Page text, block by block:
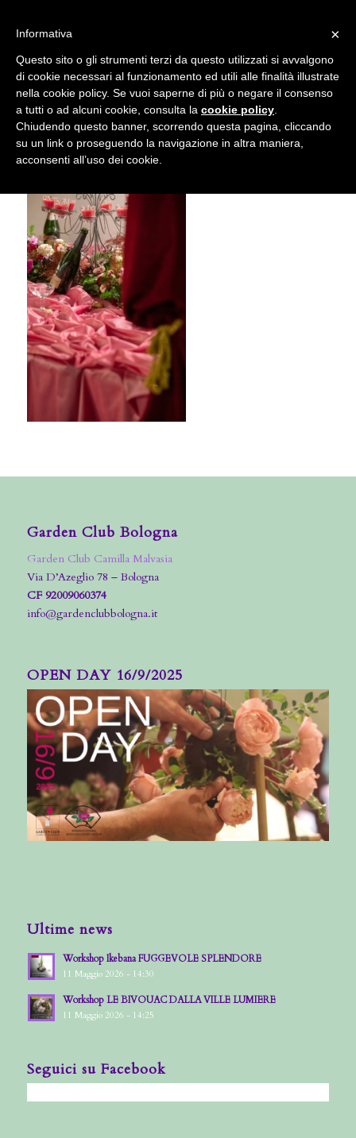
Traviata – Photo © Marco Mercuri
Garden Club Bologna
Garden Club Camilla Malvasia
Via D’Azeglio 78 – Bologna
CF 92009060374
info@gardenclubbologna.it
OPEN DAY 16/9/2025
Ultime news
Workshop Ikebana FUGGEVOLE SPLENDORE
11 Maggio 2026 - 14:30
Workshop LE BIVOUAC DALLA VILLE LUMIERE
11 Maggio 2026 - 14:25
Seguici su Facebook
accetta l'uso dei cookies previsto nella pagina dedicata.
Fai clic per abilitare/disabilitare il tracciamento di
Google Analytics.
OK Privacy e cookie policy
×
Informativa
Questo sito o gli strumenti terzi da questo utilizzati si avvalgono
di cookie necessari al funzionamento ed utili alle finalità illustrate
nella cookie policy. Se vuoi saperne di più o negare il consenso
a tutti o ad alcuni cookie, consulta la cookie policy
Chiudendo questo banner, scorrendo questa pagina, cliccando
su un link o proseguendo la navigazione in altra maniera,
acconsenti all’uso dei cookie.